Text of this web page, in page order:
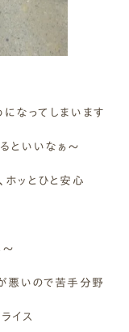
なってしまいます
といいなぁ～
ホッとひと安心
悪いので苦手分野
イス